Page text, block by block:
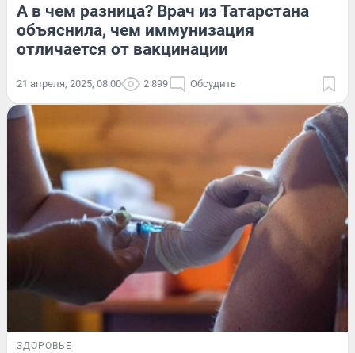
А в чем разница? Врач из Татарстана
объяснила, чем иммунизация
отличается от вакцинации
21 апреля, 2025, 08:00 2 899 Обсудить
ЗДОРОВЬЕ